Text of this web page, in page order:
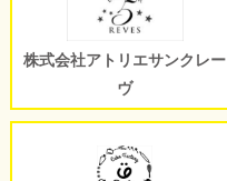
株式会社アトリエサンクレー
ヴ